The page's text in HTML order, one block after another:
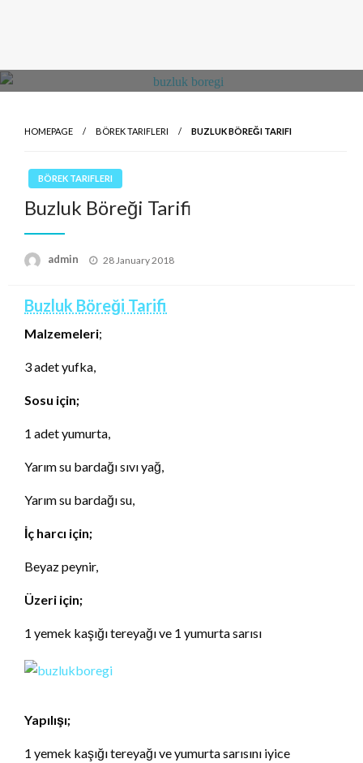
HOMEPAGE BÖREK TARIFLERI BUZLUK BÖREĞI TARIFI
BÖREK TARIFLERI
Buzluk Böreği Tarifi
admin
Posted
28 January 2018
Buzluk Böreği Tarifi
Malzemeleri;
3 adet yufka,
Sosu için;
1 adet yumurta,
Yarım su bardağı sıvı yağ,
Yarım su bardağı su,
İç harcı için;
Beyaz peynir,
Üzeri için;
1 yemek kaşığı tereyağı ve 1 yumurta sarısı
Yapılışı;
1 yemek kaşığı tereyağı ve yumurta sarısını iyice